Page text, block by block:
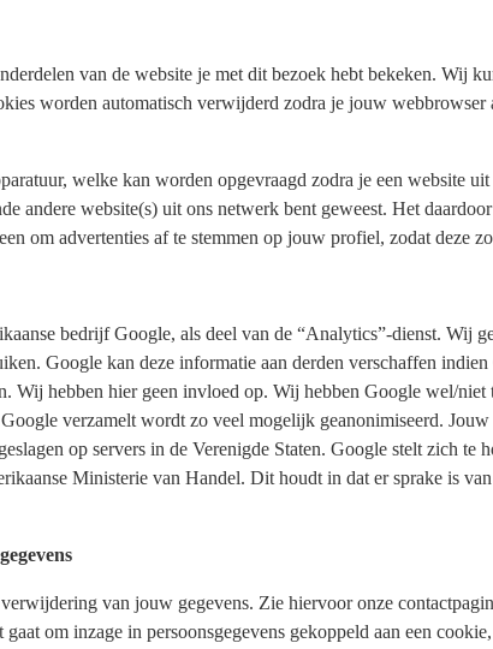
van de website je met dit bezoek hebt bekeken. Wij
worden automatisch verwijderd zodra je jouw webbrowser
welke kan worden opgevraagd zodra je een website
andere website(s) uit ons netwerk bent geweest. Het
om advertenties af te stemmen op jouw profiel, zodat deze
bedrijf Google, als deel van de “Analytics”-dienst. Wij
Google kan deze informatie aan derden verschaffen
Wij hebben hier geen invloed op. Wij hebben Google wel/niet
verzamelt wordt zo veel mogelijk geanonimiseerd.
op servers in de Verenigde Staten. Google stelt zich te
Ministerie van Handel. Dit houdt in dat er sprake is
van jouw gegevens. Zie hiervoor onze
om inzage in persoonsgegevens gekoppeld aan een